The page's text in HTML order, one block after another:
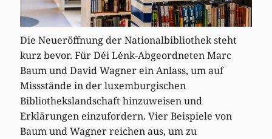
Die Neueröffnung der Nationalbibliothek steht
kurz bevor. Für Déi Lénk-Abgeordneten Marc
Baum und David Wagner ein Anlass, um auf
Missstände in der luxemburgischen
Bibliothekslandschaft hinzuweisen und
Erklärungen einzufordern. Vier Beispiele von
Baum und Wagner reichen aus, um zu